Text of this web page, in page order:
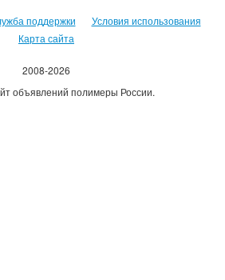
поддержки
Условия использования
Карта сайта
2008-2026
объявлений полимеры России.